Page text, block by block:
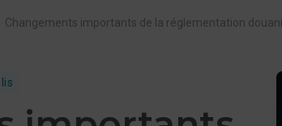
Changements importants de la réglementation